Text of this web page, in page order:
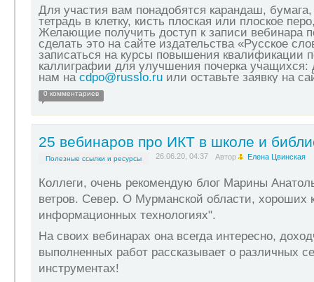
Для участия вам понадобятся карандаш, бумага,
тетрадь в клетку, кисть плоская или плоское
Желающие получить доступ к записи вебинара
сделать это на сайте издательства «Русское
записаться на курсы повышения квалификации
каллиграфии для улучшения почерка учащихся:
нам наcdpo@russlo.ruили оставьте заявку на
0 комментариев
25 вебинаров про ИКТ в школе и
Полезные ссылки и ресурсы 26.06.20, 04:37 Автор Елена Цвинская
Коллеги, очень рекомендую блог Марины
ветров. Север. О Мурманской области, хороших
информационных технологиях".
На своих вебинарах она всегда интересно,
выполненных работ рассказывает о различных
инструментах!